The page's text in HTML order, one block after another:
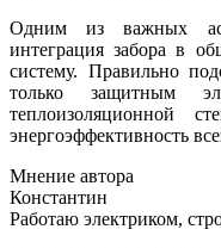
Одним из важных
интеграция забора в
систему. Правильно
только защитным
теплоизоляционной
энергоэффективность
Мнение автора
Константин
Работаю электриком,